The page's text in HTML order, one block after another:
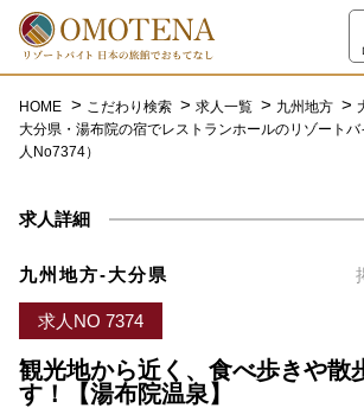
ホーム
特集一覧
初めての方へ
お問い合わせ
よくあるご質問
会員登録
HOME こだわり検索 求人一覧 九州地方
大分県・湯布院の宿でレストランホールのリゾート
人No7374）
求人詳細
九州地方-大分県
求人NO 7374
観光地から近く、食べ歩きや散
す！【湯布院温泉】